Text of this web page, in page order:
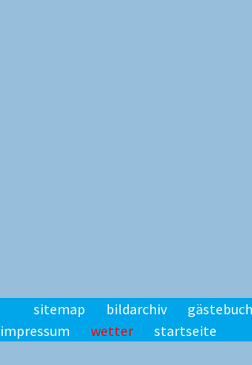
sitemap bildarchiv
impressum wetter startseite